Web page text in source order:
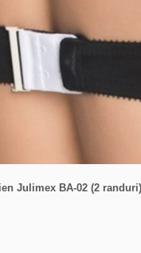
Julimex BA-02 (2 randuri)